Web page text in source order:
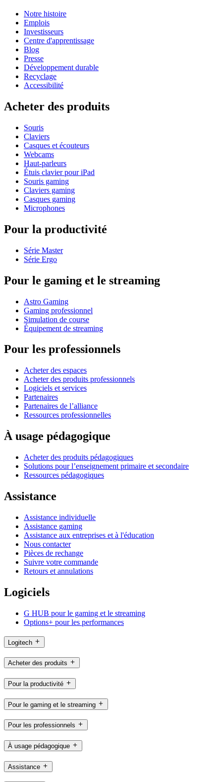
Notre histoire
Emplois
Investisseurs
Centre d'apprentissage
Blog
Presse
Développement durable
Recyclage
Accessibilité
Acheter des produits
Souris
Claviers
Casques et écouteurs
Webcams
Haut-parleurs
Étuis clavier pour iPad
Souris gaming
Claviers gaming
Casques gaming
Microphones
Pour la productivité
Série Master
Série Ergo
Pour le gaming et le streaming
Astro Gaming
Gaming professionnel
Simulation de course
Équipement de streaming
Pour les professionnels
Acheter des espaces
Acheter des produits professionnels
Logiciels et services
Partenaires
Partenaires de l’alliance
Ressources professionnelles
À usage pédagogique
Acheter des produits pédagogiques
Solutions pour l’enseignement primaire et secondaire
Ressources pédagogiques
Assistance
Assistance individuelle
Assistance gaming
Assistance aux entreprises et à l'éducation
Nous contacter
Pièces de rechange
Suivre votre commande
Retours et annulations
Logiciels
G HUB pour le gaming et le streaming
Options+ pour les performances
Logitech
Acheter des produits
Pour la productivité
Pour le gaming et le streaming
Pour les professionnels
À usage pédagogique
Assistance